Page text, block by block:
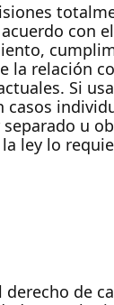
con
la relación
Si
casos
u
ley lo
derecho de